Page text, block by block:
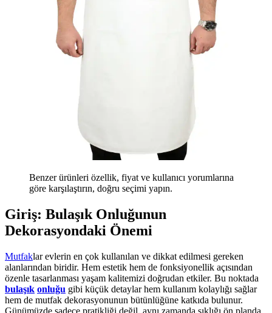
Benzer ürünleri özellik, fiyat ve kullanıcı yorumlarına
göre karşılaştırın, doğru seçimi yapın.
Giriş: Bulaşık Onluğunun
Dekorasyondaki Önemi
Mutfaklar evlerin en çok kullanılan ve dikkat edilmesi gereken
alanlarından biridir. Hem estetik hem de fonksiyonellik açısından
özenle tasarlanması yaşam kalitemizi doğrudan etkiler. Bu noktada
bulaşık onluğu gibi küçük detaylar hem kullanım kolaylığı sağlar
hem de mutfak dekorasyonunun bütünlüğüne katkıda bulunur.
Günümüzde sadece pratikliği değil, aynı zamanda şıklığı ön planda